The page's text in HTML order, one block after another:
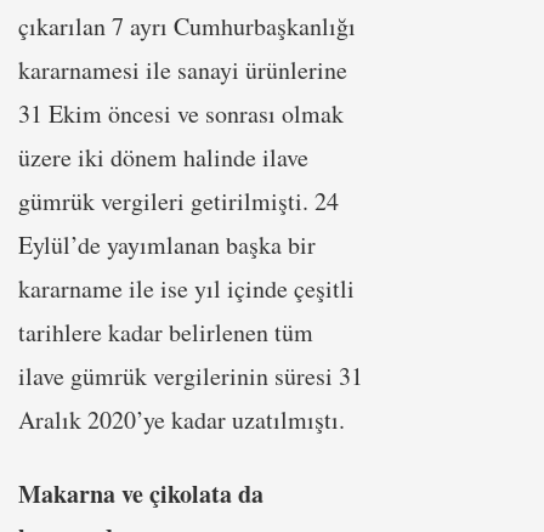
çıkarılan 7 ayrı Cumhurbaşkanlığı
kararnamesi ile sanayi ürünlerine
31 Ekim öncesi ve sonrası olmak
üzere iki dönem halinde ilave
gümrük vergileri getirilmişti. 24
Eylül’de yayımlanan başka bir
kararname ile ise yıl içinde çeşitli
tarihlere kadar belirlenen tüm
ilave gümrük vergilerinin süresi 31
Aralık 2020’ye kadar uzatılmıştı.
Makarna ve çikolata da